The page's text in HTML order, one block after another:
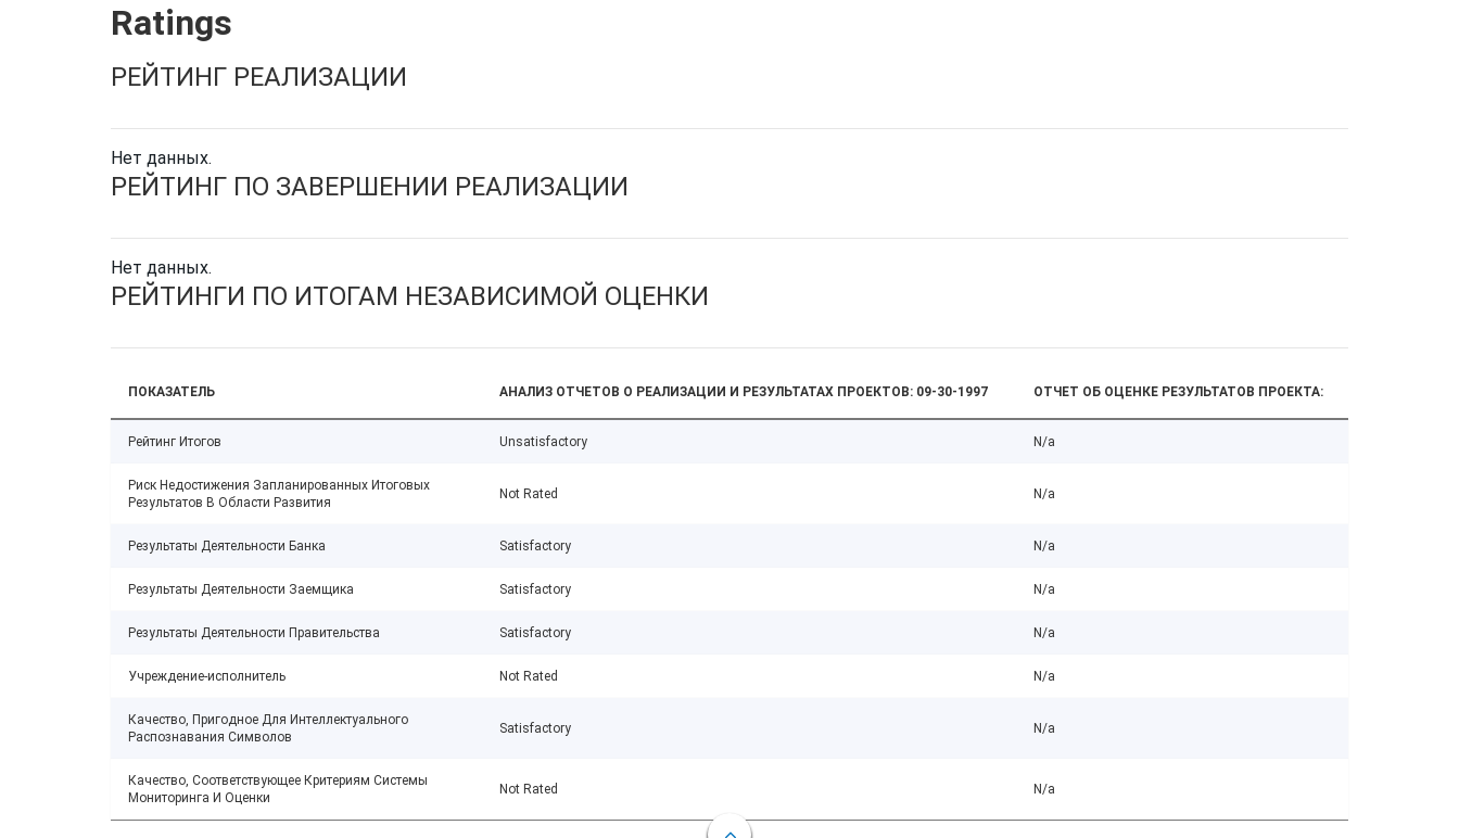
Ratings
РЕЙТИНГ РЕАЛИЗАЦИИ
Нет данных.
РЕЙТИНГ ПО ЗАВЕРШЕНИИ РЕАЛИЗАЦИИ
Нет данных.
РЕЙТИНГИ ПО ИТОГАМ НЕЗАВИСИМОЙ ОЦЕНКИ
ПОКАЗАТЕЛЬ АНАЛИЗ ОТЧЕТОВ О РЕАЛИЗАЦИИ И РЕЗУЛЬТАТАХ ПРОЕКТОВ: 09-30-1997 ОТЧЕТ ОБ ОЦЕНКЕ РЕЗУЛЬТАТОВ ПРОЕКТА:
Рейтинг Итогов Unsatisfactory N/a
Риск Недостижения Запланированных Итоговых
Результатов В Области Развития
Not Rated N/a
Результаты Деятельности Банка Satisfactory N/a
Результаты Деятельности Заемщика Satisfactory N/a
Результаты Деятельности Правительства Satisfactory N/a
Учреждение-исполнитель Not Rated N/a
Качество, Пригодное Для Интеллектуального
Распознавания Символов
Satisfactory N/a
Качество, Соответствующее Критериям Системы
Мониторинга И Оценки
Not Rated N/a